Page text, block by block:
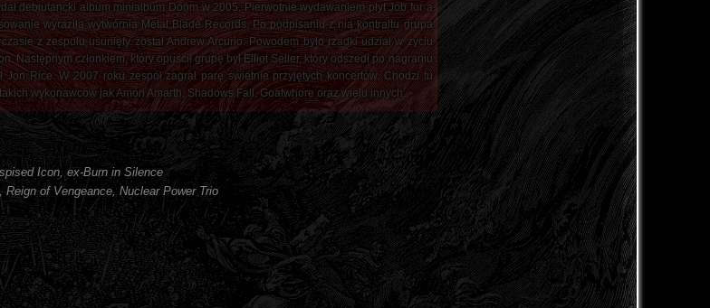
debiutancki album minialbum Doom w 2005. Pierwotnie wydawaniem płyt Job for a
wyraziła wytwórnia Metal Blade Records. Po podpisaniu z nią kontraltu grupa
z zespołu usunięty został Andrew Arcurio. Powodem było rzadki udział w życiu
Następnym członkiem, który opuścił grupę był Elliot Seller, który odszedł po nagraniu
Rice. W 2007 roku zespół zagrał parę świetnie przyjętych koncertów. Chodzi tu
wykonawców jak Amon Amarth, Shadows Fall, Goatwhore oraz wielu innych.
Icon, ex-Burn in Silence
of Vengeance, Nuclear Power Trio